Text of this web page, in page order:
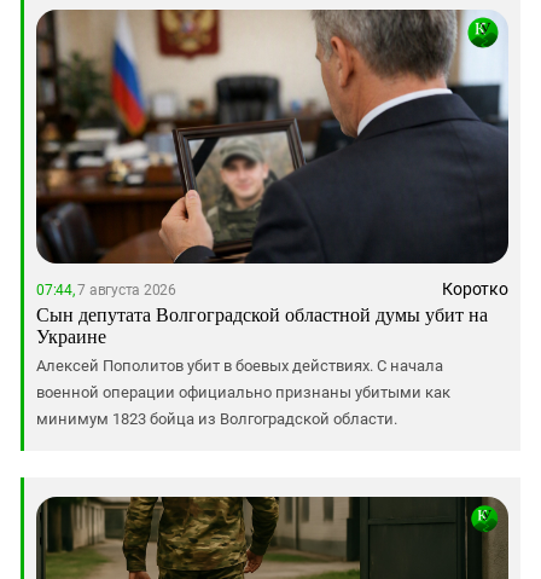
07:44,7 августа 2026 Коротко
Сын депутата Волгоградской областной думы убит на
Украине
Алексей Пополитов убит в боевых действиях. С начала
военной операции официально признаны убитыми как
минимум 1823 бойца из Волгоградской области.